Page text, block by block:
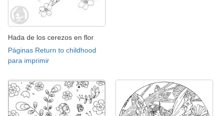
Hada de los cerezos en flor
Páginas Return to childhood
para imprimir